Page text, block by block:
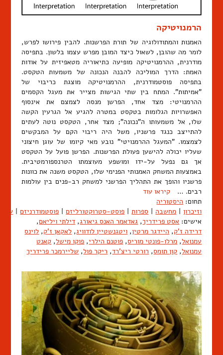
הרמנויטיקה
האמנות והמתודולוגיה של תורת הפרשנות. להבין פירושו לפרש,
לומר מה שהובן, לשאול כיצד המובן מפרש עצמו בלשון. בתפיסה
מודרנית, ההרמנויטיקה מופיעה כתיאוריה מטאפיזית על אודות
האמת: הדרך המוליכה להבנה הנכונה של משמעות הטקסט.
בתפיסה פוסטמודרנית, ההרמנויטיקה מוצגת כריבוי של
"אמיתות". המתח בין שתי הגישות מצייר את מעגל הקסמים
ההרמנויטי: מצד אחד, הפרשן מנסה לצמצם את אינסוף
האפשרויות הגלומות בטקסט במטרה להגיע אל הגרעין הקשה
שלו, אל משמעותו ה"נכונה"; מצד אחר, הטקסט נוטה לעתים
להתייצב כנגד פרשניו, משל היה ריבוי הקם על המבקשים
לצמצמו. "המעגל ההרמנויטי" נובע מאי קיומו של עוגן חיצוני
שעליו יכולה להישען פעולת הפרשנות. הפרשן פועל על הטקסט
אך גם נפעל על-ידו ומושפע מעוצמתו הטרנספורמטיבית.
באמצעות המשחק האמנותי הפנימי שלו, הטקסט משנה את כוונות
פרשניו והופך את התהליך הפרשני למשחק רב-פנים בין עולמות
רבים. … קיראו עוד
תחום: היסטוריה
וזיכרון | מחשבה | ספרות | פוסט-סטרוקטורליזם | פוסטמודרניזם | שיח
אישים: אסט פרידריך, גאדאמר האנס גיאורג, דילתי ויליאם,
דרידה ז'ק, היידגר מרטין, ויטגנשטיין לודוויג, לאקאן ז'ק, לוינס
עמנואל, מרלו-פונטי מוריס, פוטנם הילרי, פוקו מישל, קאנט
עמנואל, קון תומס, רורטי ריצ'רד, ריקר פול, שליירמכר פרידריך